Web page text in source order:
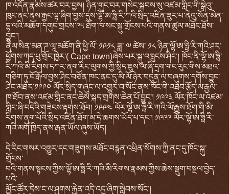
ཁ་འདོན་རྣམས་ཚར་བར་བྱས། ཉིན་གུང་བར་གསེང་སྐབས་སུ་འཛམ་གླིང་གི་སྒེའུ་
ཁུང་ནང་ནས་རྒྱང་ལྟ་ཞིག་བྱས་དུས་ལྷོ་ཨ་ཧྥི་རི་ཀའི་སྲིད་འཛིན་ཟུར་པ་ནེའུ་སོན་མེན་
དྷ་ལའི་མཆོག་དགུང་གྲངས་༩༥ ཐོག་ཁ་སང་སྐུ་གྲོངས་པའི་གནས་ཚུལ་མཐོང་ཐོས་
བྱུང་།
ནེལ་སིན་མན་ཌ་ལཱ་མཆོག་ནི་ཕྱི་ལོ་ ༡༩༡༨ ཟླ་ ༧ ཚེས་ ༡༨ ཉིན་ལྷོ་ཨ་ཧྥི་རི་ཀའི་ཤར་
ཕྱོགས་ཀད་པུ་གྲོང་ཁྱེར་( Cape town)ཞེས་པར་སྐུ་འཁྲུངས་ཤིང་། ཁོང་ནི་ལྷོ་ཨ་ཧྥི་
རི་ཀའི་མི་རིགས་དཀར་ནག་རིང་ལུགས་ཀྱི་སྲིད་ཇུས་ལ་ཞི་དྲག་གང་རུང་གིས་མཐའ་
གཅིག་ཏུ་ངོ་རྒོལ་བྱས་ཤིང་བཙོན་ཁང་ནང་དུ་མི་ལོ་ཉེར་བདུན་ལ་བཞུགས་དགོས་བྱུང་
ཤིང་མཐར་༡༩༩༠ ལོར་སྲིད་གཞུང་ལ་འགྱུར་བ་སོང་ནས་ཁོང་གི་འཐབ་རྩོད་ལ་རྒྱལ་
ཁ་ཐོབ་ནས་འཛམ་གླིང་ནང་ཆེས་སྐད་གྲགས་ཆེན་པོ་བྱུང་། ༡༩༩༣ ལོར་ཁོང་ལ་འཛམ་
གླིང་ཞི་བདེའི་གཟེངས་རྟགས་ཐོབ། ༡༩༩༤ ལོར་ལྷོ་ཨ་ཧྥི་རི་ཀའི་ལོ་རྒྱུས་ཐོག་གི་མི་
རིགས་ནག་པོའི་སྲིད་འཛིན་ཐོག་མ་དེ་ཆགས་ཡོད་པ་དང་། ༡༩༩༩ ལོར་ལྷོ་ཨ་ཧྥི་རི་
ཀའི་མགོ་ཁྲིད་ནས་རྒན་ཡོལ་ཞུས་ཡོད།
དེ་རིང་གསར་འགྱུར་དང་གཟུགས་མཐོང་བརྙན་འཕྲིན་སོགས་ཀྱི་ནང་དུ་ཁོང་སྐུ་
གྲོངས་
བའི་གནས་སྟངས་ཀྱིས་ལྷོ་ཨ་ཧྥི་རི་ཀའི་མི་རིགས་རྣམས་ཀྱིས་ཆེས་སྡུག་བསྔལ་བྱེད་
པའི་
མྱོང་ཚོར་དེས་ང་ལ་ཤུགས་རྐྱེན་འདི་འདྲ་ཞིག་སླེབས་སོང་།